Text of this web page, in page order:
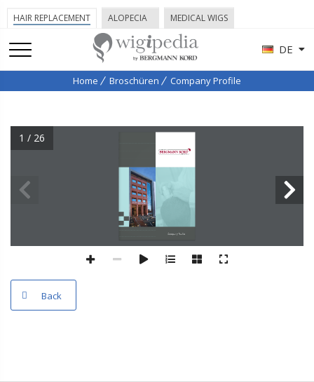
DE
HAIR REPLACEMENT ALOPECIA MEDICAL WIGS
Home Broschüren Company Profile
1 / 26
Back